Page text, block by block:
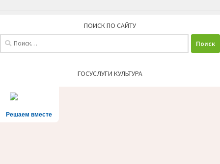
ПОИСК ПО САЙТУ
ГОСУСЛУГИ КУЛЬТУРА
Решаем вместе